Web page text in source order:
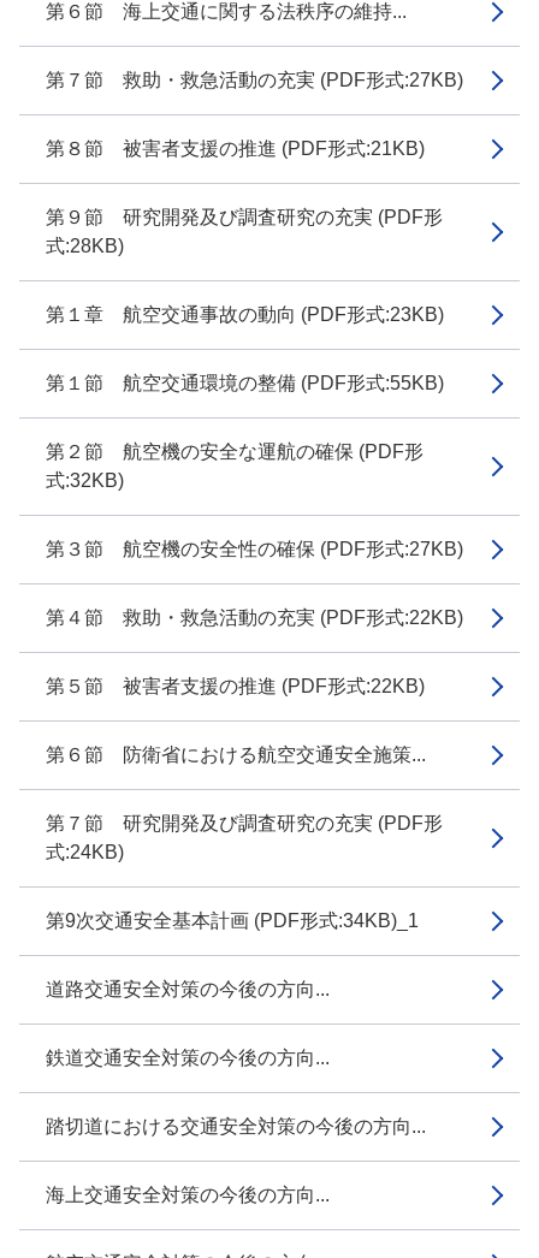
第６節 海上交通に関する法秩序の維持...
第７節 救助・救急活動の充実 (PDF形式:27KB)
第８節 被害者支援の推進 (PDF形式:21KB)
第９節 研究開発及び調査研究の充実 (PDF形
式:28KB)
第１章 航空交通事故の動向 (PDF形式:23KB)
第１節 航空交通環境の整備 (PDF形式:55KB)
第２節 航空機の安全な運航の確保 (PDF形
式:32KB)
第３節 航空機の安全性の確保 (PDF形式:27KB)
第４節 救助・救急活動の充実 (PDF形式:22KB)
第５節 被害者支援の推進 (PDF形式:22KB)
第６節 防衛省における航空交通安全施策...
第７節 研究開発及び調査研究の充実 (PDF形
式:24KB)
第9次交通安全基本計画 (PDF形式:34KB)_1
道路交通安全対策の今後の方向...
鉄道交通安全対策の今後の方向...
踏切道における交通安全対策の今後の方向...
海上交通安全対策の今後の方向...